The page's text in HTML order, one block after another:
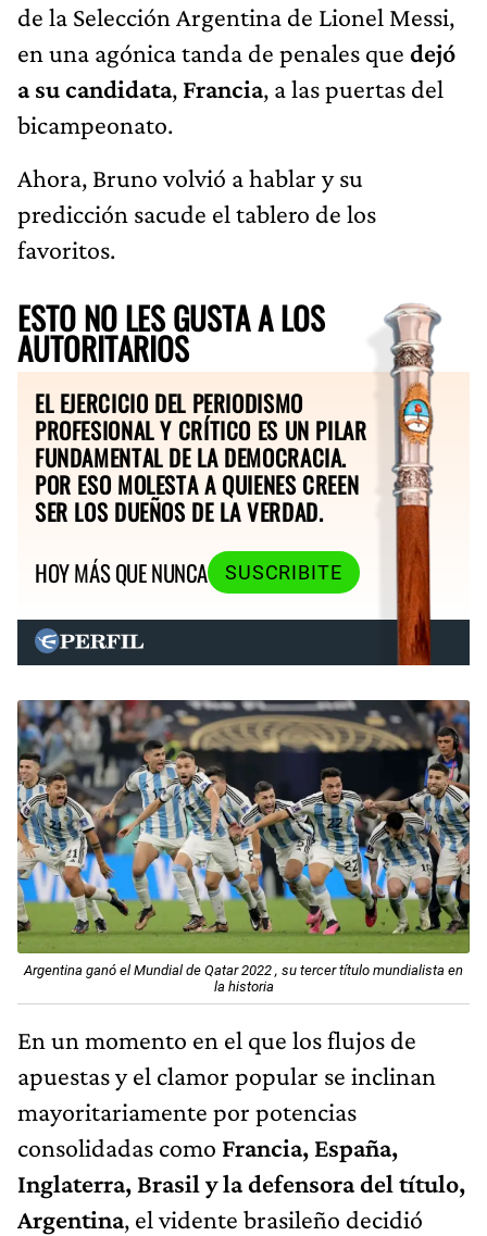
de la Selección Argentina de Lionel Messi,
en una agónica tanda de penales que dejó
a su candidata, Francia, a las puertas del
bicampeonato.
Ahora, Bruno volvió a hablar y su
predicción sacude el tablero de los
favoritos.
ESTO NO LES GUSTA A LOS
AUTORITARIOS
EL EJERCICIO DEL PERIODISMO
PROFESIONAL Y CRÍTICO ES UN PILAR
FUNDAMENTAL DE LA DEMOCRACIA.
POR ESO MOLESTA A QUIENES CREEN
SER LOS DUEÑOS DE LA VERDAD.
HOY MÁS QUE NUNCA
SUSCRIBITE
Argentina ganó el Mundial de Qatar 2022 , su tercer título mundialista en
la historia
En un momento en el que los flujos de
apuestas y el clamor popular se inclinan
mayoritariamente por potencias
consolidadas como Francia, España,
Inglaterra, Brasil y la defensora del título,
Argentina, el vidente brasileño decidió